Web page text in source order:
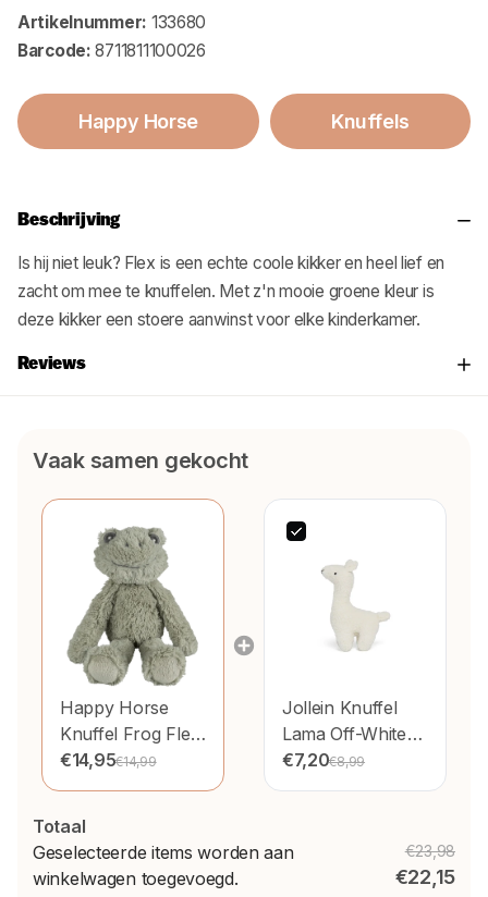
Artikelnummer: 133680
Barcode: 8711811100026
Happy Horse Knuffels
Beschrijving
Is hij niet leuk? Flex is een echte coole kikker en heel lief en
zacht om mee te knuffelen. Met z'n mooie groene kleur is
deze kikker een stoere aanwinst voor elke kinderkamer.
Reviews
Vaak samen gekocht
Happy Horse
Knuffel Frog Flex
#1 28cm
€14,95€14,99
Jollein Knuffel
Lama Off-White
20cm
€7,20€8,99
Totaal
Geselecteerde items worden aan
winkelwagen toegevoegd.
€23,98
€22,15